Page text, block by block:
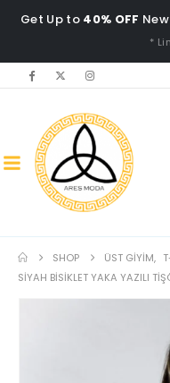
Get Up to 40% OFF
*
SHOP ÜST GIYIM,
SIYAH BISIKLET YAKA YAZILI